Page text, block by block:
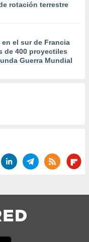
rotación terrestre
el sur de Francia
de 400 proyectiles
Guerra Mundial